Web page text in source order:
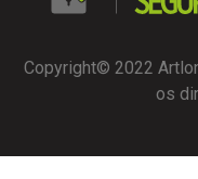
Copyright© 2022
os